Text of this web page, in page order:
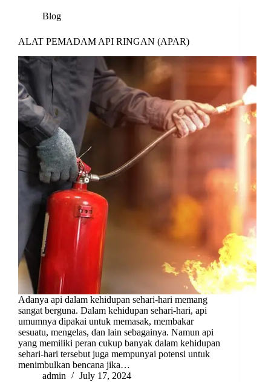
Blog
ALAT PEMADAM API RINGAN (APAR)
Adanya api dalam kehidupan sehari-hari memang
sangat berguna. Dalam kehidupan sehari-hari, api
umumnya dipakai untuk memasak, membakar
sesuatu, mengelas, dan lain sebagainya. Namun api
yang memiliki peran cukup banyak dalam kehidupan
sehari-hari tersebut juga mempunyai potensi untuk
menimbulkan bencana jika…
admin
July 17, 2024